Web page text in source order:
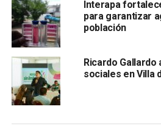
capacitación constante de los
Civil Estatal, quienes mantienen
coordinación con el
presencia en las cuatro regiones y
potosinas.
Habrá módulos de recepción de
Interapa
para garantizar
población
Ricardo
sociales en Villa